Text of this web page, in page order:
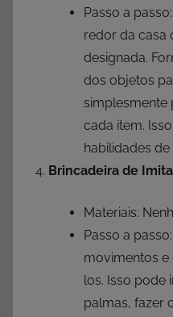
Passo a
redor da casa
designada.
dos objetos
simplesmente
cada item.
habilidades
Brincadeira de
Materiais:
Passo a
movimentos e
los. Isso pode
palmas, fazer